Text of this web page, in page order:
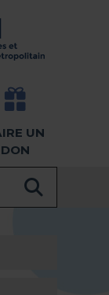
-
UN
DON